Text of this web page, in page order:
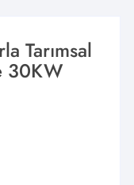
Tarımsal
30KW